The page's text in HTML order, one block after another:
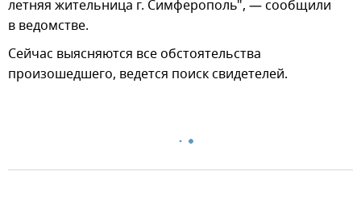
летняя жительница г. Симферополь", — сообщили
в ведомстве.
Сейчас выясняются все обстоятельства
произошедшего, ведется поиск свидетелей.